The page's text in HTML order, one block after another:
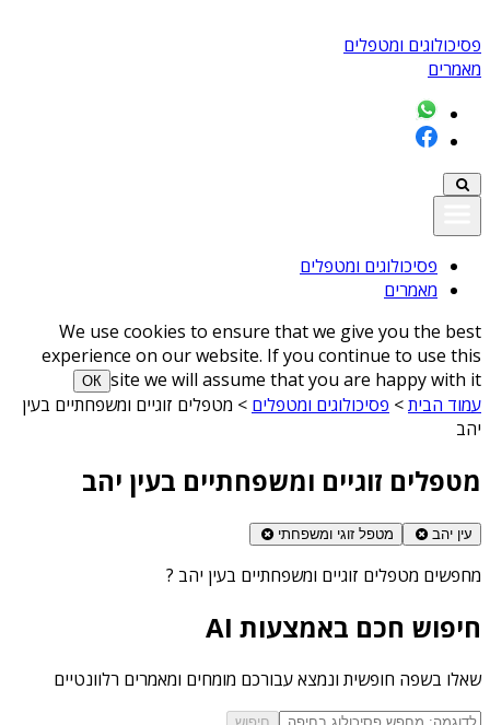
פסיכולוגים ומטפלים
מאמרים
פסיכולוגים ומטפלים
מאמרים
We use cookies to ensure that we give you the best
experience on our website. If you continue to use this
site we will assume that you are happy with it
ОК
עמוד הבית> פסיכולוגים ומטפלים > מטפלים זוגיים ומשפחתיים בעין
יהב
מטפלים זוגיים ומשפחתיים בעין יהב
עין יהב מטפל זוגי ומשפחתי
מחפשים מטפלים זוגיים ומשפחתיים בעין יהב ?
חיפוש חכם באמצעות AI
שאלו בשפה חופשית ונמצא עבורכם מומחים ומאמרים רלוונטיים